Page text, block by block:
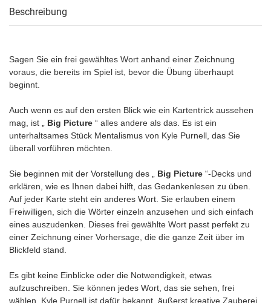
Beschreibung
Sagen Sie ein frei gewähltes Wort anhand einer Zeichnung
voraus, die bereits im Spiel ist, bevor die Übung überhaupt
beginnt.
Auch wenn es auf den ersten Blick wie ein Kartentrick aussehen
mag, ist „ Big Picture “ alles andere als das. Es ist ein
unterhaltsames Stück Mentalismus von Kyle Purnell, das Sie
überall vorführen möchten.
Sie beginnen mit der Vorstellung des „ Big Picture “-Decks und
erklären, wie es Ihnen dabei hilft, das Gedankenlesen zu üben.
Auf jeder Karte steht ein anderes Wort. Sie erlauben einem
Freiwilligen, sich die Wörter einzeln anzusehen und sich einfach
eines auszudenken. Dieses frei gewählte Wort passt perfekt zu
einer Zeichnung einer Vorhersage, die die ganze Zeit über im
Blickfeld stand.
Es gibt keine Einblicke oder die Notwendigkeit, etwas
aufzuschreiben. Sie können jedes Wort, das sie sehen, frei
wählen. Kyle Purnell ist dafür bekannt, äußerst kreative Zauberei